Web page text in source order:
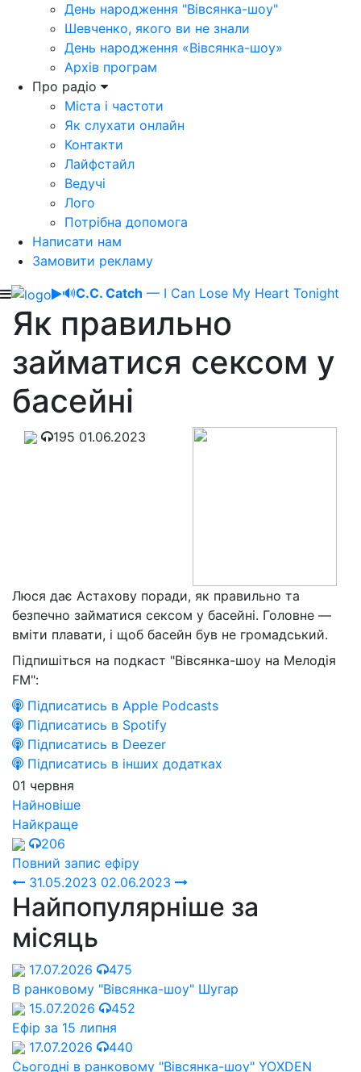
День народження "Вівсянка-шоу"
Шевченко, якого ви не знали
День народження «Вівсянка-шоу»
Архів програм
Про радіо
Міста і частоти
Як слухати онлайн
Контакти
Лайфстайл
Ведучі
Лого
Потрібна допомога
Написати нам
Замовити рекламу
🔊C.C. Catch — I Can Lose My Heart Tonight
Як правильно
займатися сексом у
басейні
195 01.06.2023
Люся дає Астахову поради, як правильно та
безпечно займатися сексом у басейні. Головне —
вміти плавати, і щоб басейн був не громадський.
Підпишіться на подкаст "Вівсянка-шоу на Мелодія
FM":
Підписатись в Apple Podcasts
Підписатись в Spotify
Підписатись в Deezer
Підписатись в інших додатках
01 червня
Найновіше
Найкраще
206
Повний запис ефіру
31.05.2023 02.06.2023
Найпопулярніше за
місяць
17.07.2026
475
В ранковому "Вівсянка-шоу" Шугар
15.07.2026
452
Ефір за 15 липня
17.07.2026
440
Сьогодні в ранковому "Вівсянка-шоу" YOXDEN